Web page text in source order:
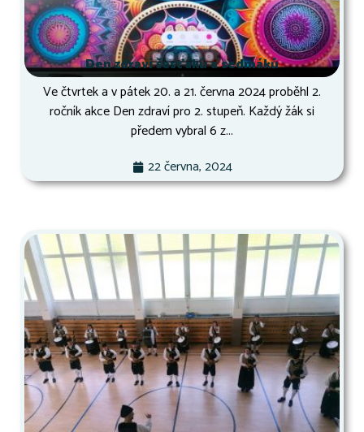
Den zdraví šesťáků a sedmáků
Ve čtvrtek a v pátek 20. a 21. června 2024 proběhl 2.
ročník akce Den zdraví pro 2. stupeň. Každý žák si
předem vybral 6 z...
22 června, 2024